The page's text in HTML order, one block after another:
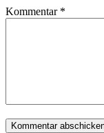
Kommentar *